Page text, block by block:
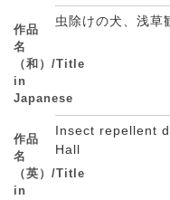
作品
名
（和）/Title
in
Japanese
虫除けの犬、浅草
作品
名
（英）/Title
in
Insect repellent
Hall